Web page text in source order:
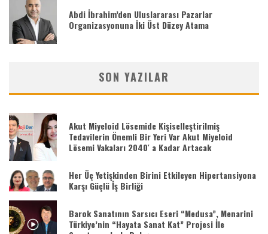
Abdi İbrahim’den Uluslararası Pazarlar
Organizasyonuna İki Üst Düzey Atama
SON YAZILAR
Akut Miyeloid Lösemide Kişiselleştirilmiş
Tedavilerin Önemli Bir Yeri Var Akut Miyeloid
Lösemi Vakaları 2040′ a Kadar Artacak
Her Üç Yetişkinden Birini Etkileyen Hipertansiyona
Karşı Güçlü İş Birliği
Barok Sanatının Sarsıcı Eseri “Medusa”, Menarini
Türkiye’nin “Hayata Sanat Kat” Projesi İle